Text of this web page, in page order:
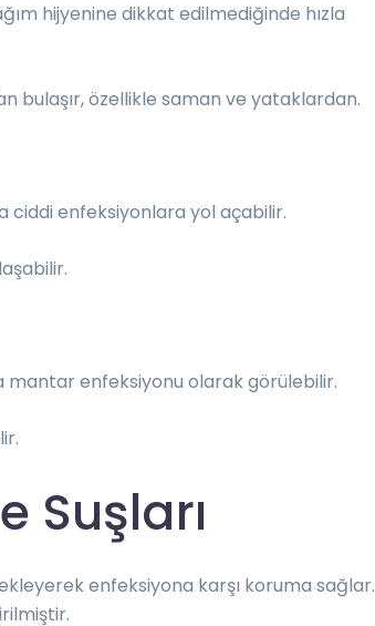
hijyenine dikkat edilmediğinde hızla
bulaşır, özellikle saman ve yataklardan.
ciddi enfeksiyonlara yol açabilir.
mantar enfeksiyonu olarak görülebilir.
Suşları
enfeksiyona karşı koruma sağlar.